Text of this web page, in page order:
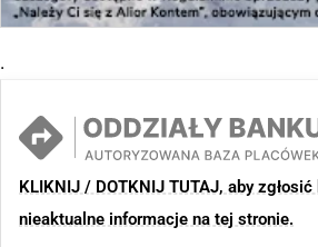
.
KLIKNIJ / DOTKNIJ TUTAJ, aby zgłosić
nieaktualne informacje na tej stronie.